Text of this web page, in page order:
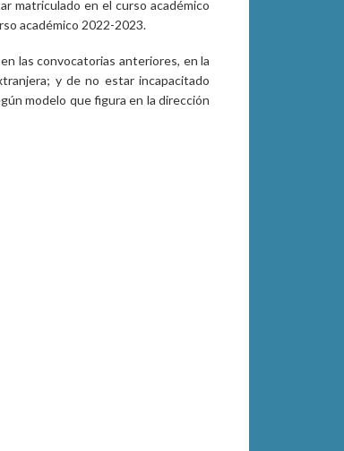
matriculado en el curso académico
académico 2022-2023.
las convocatorias anteriores, en la
y de no estar incapacitado
modelo que figura en la dirección